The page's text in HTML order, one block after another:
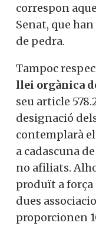
correspon
Senat, que
de pedra.
Tampoc
llei orgànica
seu article
designació
contemplarà
a cadascuna
no afiliats.
produït a força
dues
proporcionen